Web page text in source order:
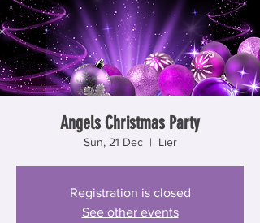
Angels Christmas Party
Sun, 21 Dec
  |
Lier
Registration is closed
See other events